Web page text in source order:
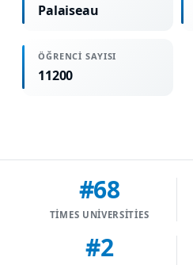
Palaiseau
ÖĞRENCI SAYISI
11200
#68
TIMES UNIVERSITIES
#2